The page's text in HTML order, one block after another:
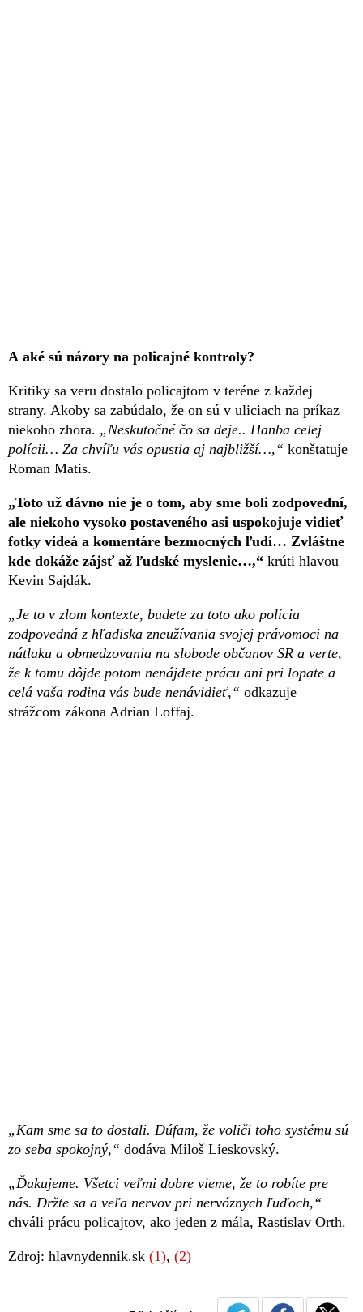
A aké sú názory na policajné kontroly?
Kritiky sa veru dostalo policajtom v teréne z každej
strany. Akoby sa zabúdalo, že on sú v uliciach na príkaz
niekoho zhora. „Neskutočné čo sa deje.. Hanba celej
polícii… Za chvíľu vás opustia aj najbližší…,“ konštatuje
Roman Matis.
„Toto už dávno nie je o tom, aby sme boli zodpovední,
ale niekoho vysoko postaveného asi uspokojuje vidieť
fotky videá a komentáre bezmocných ľudí… Zvláštne
kde dokáže zájsť až ľudské myslenie…,“ krúti hlavou
Kevin Sajdák.
„Je to v zlom kontexte, budete za toto ako polícia
zodpovedná z hľadiska zneužívania svojej právomoci na
nátlaku a obmedzovania na slobode občanov SR a verte,
že k tomu dôjde potom nenájdete prácu ani pri lopate a
celá vaša rodina vás bude nenávidieť,“ odkazuje
strážcom zákona Adrian Loffaj.
„Kam sme sa to dostali. Dúfam, že voliči toho systému sú
zo seba spokojný,“ dodáva Miloš Lieskovský.
„Ďakujeme. Všetci veľmi dobre vieme, že to robíte pre
nás. Držte sa a veľa nervov pri nervóznych ľuďoch,“
chváli prácu policajtov, ako jeden z mála, Rastislav Orth.
Zdroj: hlavnydennik.sk (1), (2)